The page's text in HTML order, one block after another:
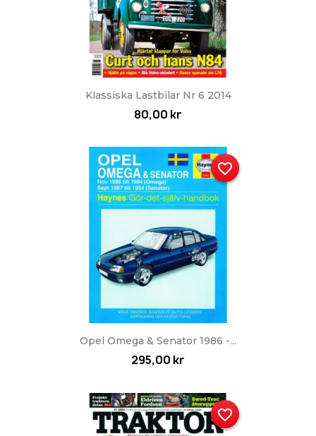
Klassiska Lastbilar Nr 6 2014
80,00 kr
Opel Omega & Senator 1986 -...
295,00 kr
favorite_border
favorite_border